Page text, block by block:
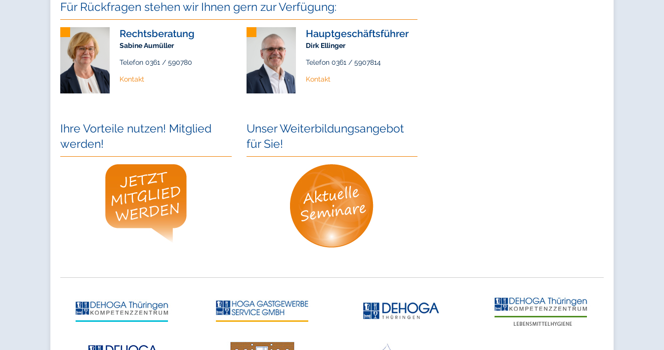
Für Rückfragen stehen wir Ihnen gern zur Verfügung:
Rechtsberatung
Sabine Aumüller
Telefon 0361 / 590780
Kontakt
Hauptgeschäftsführer
Dirk Ellinger
Telefon 0361 / 5907814
Kontakt
Ihre Vorteile nutzen! Mitglied
werden!
Unser Weiterbildungsangebot
für Sie!